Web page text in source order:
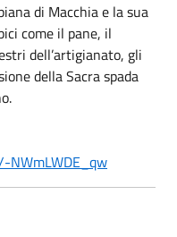
di Macchia e la sua
come il pane, il
dell’artigianato, gli
della Sacra spada
NWmLWDE_qw